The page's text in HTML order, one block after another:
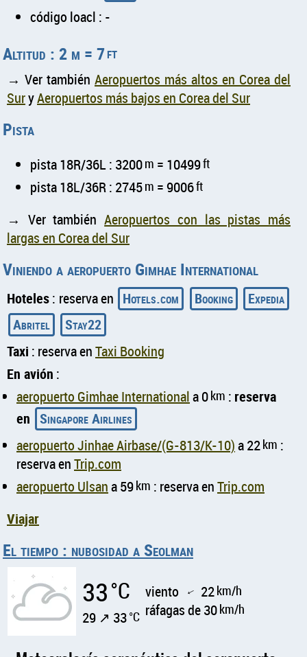
código loacl : -
Altitud : 2 m = 7ft
→ Ver también Aeropuertos más altos en Corea del
SuryAeropuertos más bajos en Corea del Sur
Pista
pista 18R/36L : 3200m = 10499ft
pista 18L/36R : 2745m = 9006ft
→ Ver tambiénAeropuertos con las pistas más
largas en Corea del Sur
Viniendo a aeropuerto Gimhae International
Hoteles: reserva en Hotels.com Booking
Expedia
Abritel
Stay22
Taxi : reserva enTaxi Booking
En avión :
aeropuerto Gimhae Internationala 0km : reserva
en Singapore Airlines
aeropuerto Jinhae Airbase/(G-813/K-10)a 22km :
reserva enTrip.com
aeropuerto Ulsana 59km : reserva enTrip.com
Viajar
El tiempo : nubosidad a Seolman
33°C
29 ↗ 33°C
viento ↑ 22km/h
ráfagas de 30km/h